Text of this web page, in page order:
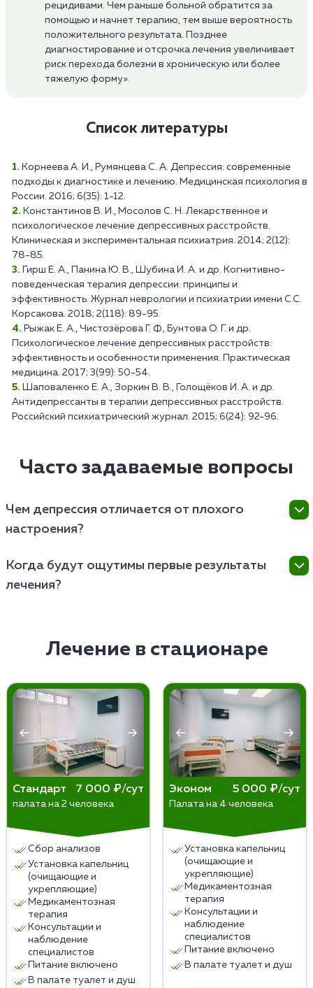
рецидивами. Чем раньше больной обратится за
помощью и начнет терапию, тем выше вероятность
положительного результата. Позднее
диагностирование и отсрочка лечения увеличивает
риск перехода болезни в хроническую или более
тяжелую форму».
Список литературы
Корнеева А. И., Румянцева С. А. Депрессия: современные
подходы к диагностике и лечению. Медицинская психология в
России. 2016; 6(35): 1-12.
Константинов В. И., Мосолов С. Н. Лекарственное и
психологическое лечение депрессивных расстройств.
Клиническая и экспериментальная психиатрия. 2014; 2(12):
78-85.
Гирш Е. А., Панина Ю. В., Шубина И. А. и др. Когнитивно-
поведенческая терапия депрессии: принципы и
эффективность. Журнал неврологии и психиатрии имени С.С.
Корсакова. 2018; 2(118): 89-95.
Рыжак Е. А., Чистозёрова Г. Ф., Бунтова О. Г. и др.
Психологическое лечение депрессивных расстройств:
эффективность и особенности применения. Практическая
медицина. 2017; 3(99): 50-54.
Шаповаленко Е. А., Зоркин В. В., Голощёков И. А. и др.
Антидепрессанты в терапии депрессивных расстройств.
Российский психиатрический журнал. 2015; 6(24): 92-96.
Часто задаваемые вопросы
Чем депрессия отличается от плохого
настроения?
симптомов (более двух недель), более интенсивным
и устойчивым нарушением настроения. Она может
потерей аппетита или избыточным приемом пищи,
более серьезные последствия для здоровья, может
привести к ухудшению физического и психического
благополучия и повышает риск самоубийства.
Когда будут ощутимы первые результаты
лечения?
Тип и тяжесть депрессивного расстройства –
поддаются терапии и требуют большего
времени для достижения значимых улучшений.
Индивидуальные особенности пациента —
некоторым людям потребуется больше
времени, чтобы заметить улучшения в своем
состоянии.
Как правило, ощутимые результаты начинают
появляться в течение нескольких недель после
восстановления может потребоваться
продолжительное время — от нескольких
месяцев до года и более.
Лечение в стационаре
Стандарт 7 000 ₽/сут
палата на 2 человека
Сбор анализов
Установка капельниц
(очищающие и
укрепляющие)
Медикаментозная
терапия
Консультации и
наблюдение
специалистов
Питание включено
В палате туалет и душ
Эконом 5 000 ₽/сут
Палата на 4 человека
Установка капельниц
(очищающие и
укрепляющие)
Медикаментозная
терапия
Консультации и
наблюдение
специалистов
Питание включено
В палате туалет и душ